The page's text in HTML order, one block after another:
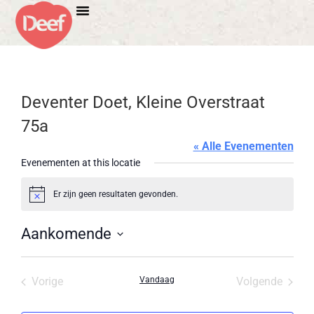
Deventer Doet, Kleine Overstraat
75a
« Alle Evenementen
Evenementen at this locatie
BerichtEr zijn geen resultaten gevonden.
Aankomende
een
VorigeEvenementen Vandaag Volgende